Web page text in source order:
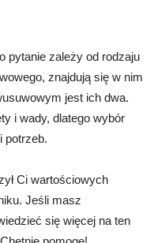
pytanie zależy od rodzaju
znajdują się w nim
jest ich dwa.
i wady, dlatego wybór
potrzeb.
Ci wartościowych
Jeśli masz
się więcej na ten